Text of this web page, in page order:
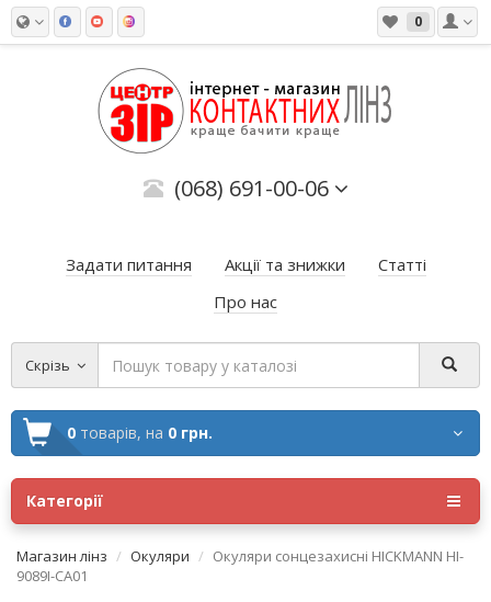
0
(068) 691-00-06
Задати питання Акції та знижки
Статті
Про нас
Скрізь
0 товарів, на 0 грн.
Категорії
Магазин лінз Окуляри
Окуляри сонцезахисні HICKMANN HI-
9089I-CA01